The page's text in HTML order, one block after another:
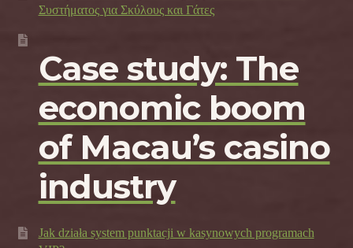
Συστήματος για Σκύλους και Γάτες
Case study: The
economic boom
of Macau’s casino
industry
Jak działa system punktacji w kasynowych programach